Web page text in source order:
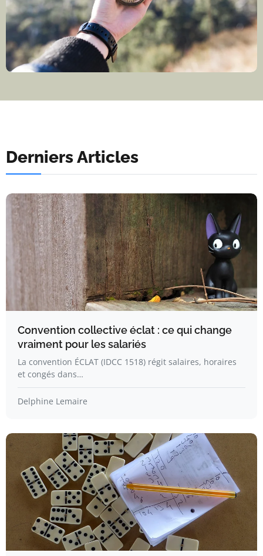
Derniers Articles
Convention collective éclat : ce qui change
vraiment pour les salariés
La convention ÉCLAT (IDCC 1518) régit salaires, horaires
et congés dans…
Delphine Lemaire